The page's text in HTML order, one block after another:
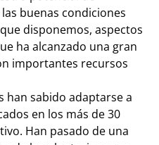
buenas condiciones
disponemos, aspectos
ha alcanzado una gran
importantes recursos
han sabido adaptarse a
en los más de 30
Han pasado de una